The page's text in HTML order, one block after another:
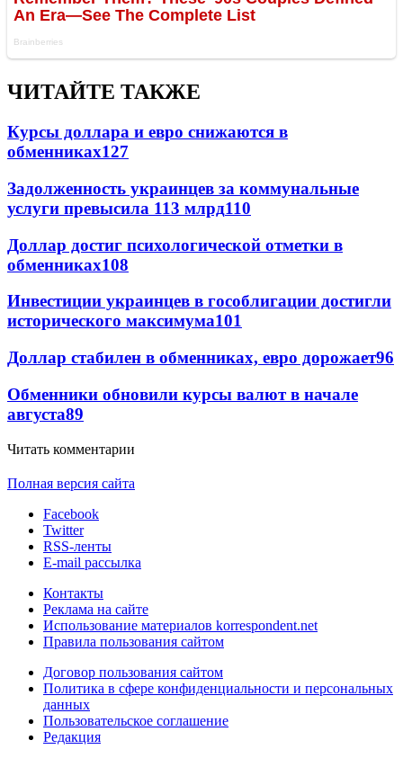
ЧИТАЙТЕ ТАКЖЕ
Курсы доллара и евро снижаются в
обменниках127
Задолженность украинцев за коммунальные
услуги превысила 113 млрд110
Доллар достиг психологической отметки в
обменниках108
Инвестиции украинцев в гособлигации достигли
исторического максимума101
Доллар стабилен в обменниках, евро дорожает96
Обменники обновили курсы валют в начале
августа89
Читать комментарии
Полная версия сайта
Facebook
Twitter
RSS-ленты
E-mail рассылка
Контакты
Реклама на сайте
Использование материалов korrespondent.net
Правила пользования сайтом
Договор пользования сайтом
Политика в сфере конфиденциальности и персональных
данных
Пользовательское соглашение
Редакция